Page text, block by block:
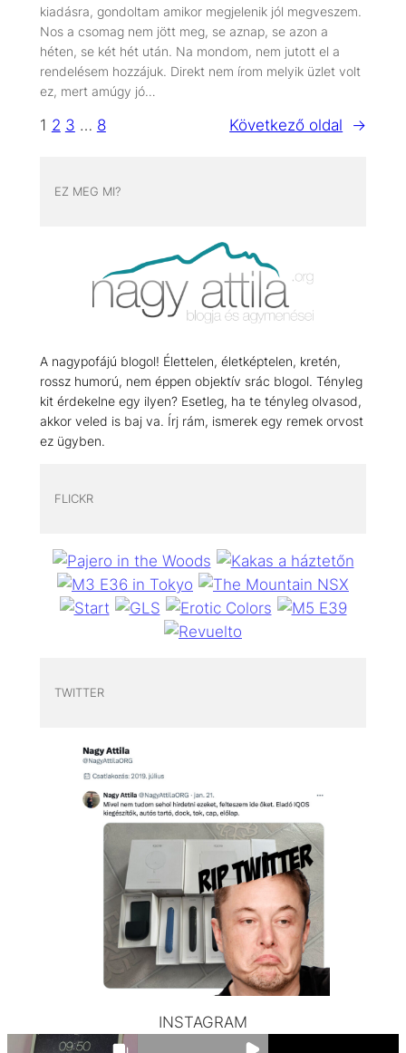
kiadásra, gondoltam amikor megjelenik jól megveszem.
Nos a csomag nem jött meg, se aznap, se azon a
héten, se két hét után. Na mondom, nem jutott el a
rendelésem hozzájuk. Direkt nem írom melyik üzlet volt
ez, mert amúgy jó…
1 2 3 … 8 Következő oldal →
EZ MEG MI?
A nagypofájú blogol! Élettelen, életképtelen, kretén,
rossz humorú, nem éppen objektív srác blogol. Tényleg
kit érdekelne egy ilyen? Esetleg, ha te tényleg olvasod,
akkor veled is baj va. Írj rám, ismerek egy remek orvost
ez ügyben.
FLICKR
TWITTER
INSTAGRAM